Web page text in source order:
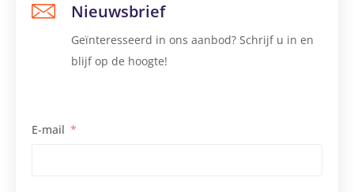
Nieuwsbrief
Geïnteresseerd in ons aanbod? Schrijf u in en
blijf op de hoogte!
E-mail